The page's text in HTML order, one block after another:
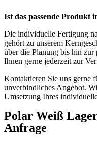
Ist das passende Produkt
Die individuelle Fertigung
gehört zu unserem
über die Planung bis hin
Ihnen gerne jederzeit zur
Kontaktieren Sie uns gerne
unverbindliches Angebot.
Umsetzung Ihres
Polar Weiß
Anfrage